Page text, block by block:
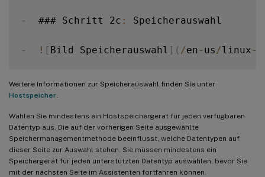
-
  ### Schritt 2c
: Speicherauswahl
- ! [ Bild Speicherauswahl ] ( /en - us /linux -
Weitere Informationen zur Speicherauswahl finden Sie unter
Hostspeicher
Wählen Sie mindestens ein Hostspeichergerät für jeden verfügbaren
Datentyp aus. Die auf der vorherigen Seite ausgewählte
Speichermanagementmethode beeinflusst, welche Datentypen auf
dieser Seite zur Auswahl stehen. Sie müssen mindestens ein
Speichergerät für jeden unterstützten Datentyp auswählen, bevor Sie
mit der nächsten Seite im Assistenten fortfahren können.